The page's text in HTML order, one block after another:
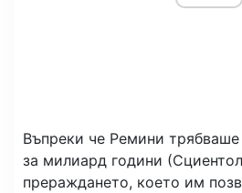
Въпреки че Ремини
за милиард години
прераждането, което им